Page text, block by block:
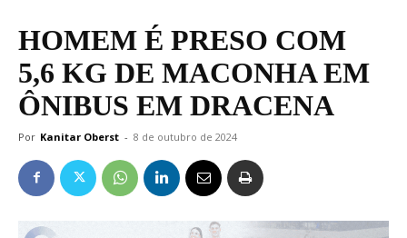
HOMEM É PRESO COM
5,6 KG DE MACONHA EM
ÔNIBUS EM DRACENA
Por Kanitar Oberst - 8 de outubro de 2024